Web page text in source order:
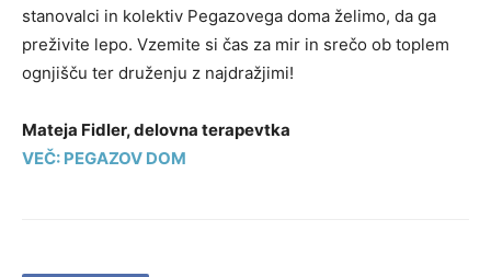
stanovalci in kolektiv Pegazovega doma želimo, da ga
preživite lepo. Vzemite si čas za mir in srečo ob toplem
ognjišču ter druženju z najdražjimi!
Mateja Fidler, delovna terapevtka
VEČ: PEGAZOV DOM